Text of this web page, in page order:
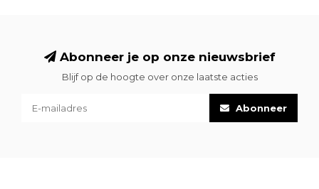
Abonneer je op onze nieuwsbrief
Blijf op de hoogte over onze laatste acties
Abonneer